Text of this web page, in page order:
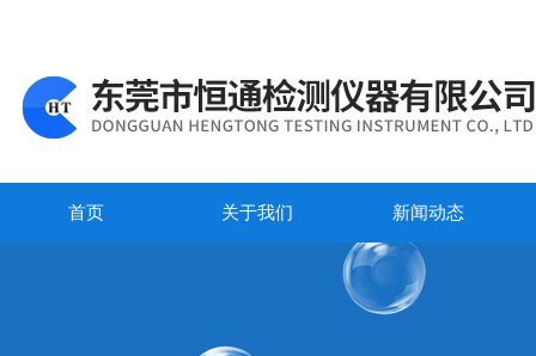
首页 关于我们 新闻动态